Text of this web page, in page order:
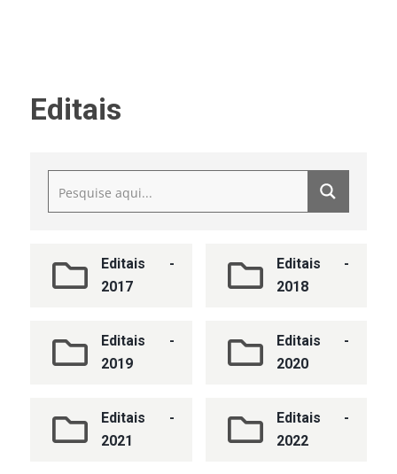
Editais
Editais -
2017
Editais -
2018
Editais -
2019
Editais -
2020
Editais -
2021
Editais -
2022